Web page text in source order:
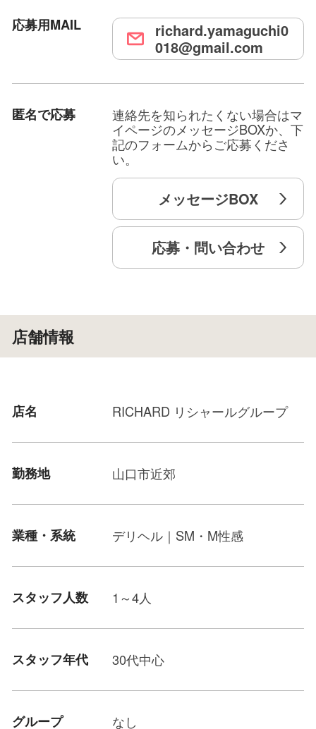
応募用MAIL
richard.yamaguchi0
018@gmail.com
匿名で応募
連絡先を知られたくない場合はマ
イページのメッセージBOXか、下
記のフォームからご応募くださ
い。
メッセージBOX
応募・問い合わせ
店舗情報
店名 RICHARD リシャールグループ
勤務地 山口市近郊
業種・系統 デリヘル｜SM・M性感
スタッフ人数 1～4人
スタッフ年代 30代中心
グループ
なし